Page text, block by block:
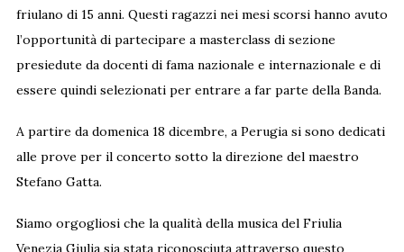
friulano di 15 anni. Questi ragazzi nei mesi scorsi hanno avuto
l’opportunità di partecipare a masterclass di sezione
presiedute da docenti di fama nazionale e internazionale e di
essere quindi selezionati per entrare a far parte della Banda.
A partire da domenica 18 dicembre, a Perugia si sono dedicati
alle prove per il concerto sotto la direzione del maestro
Stefano Gatta.
Siamo orgogliosi che la qualità della musica del Friulia
Venezia Giulia sia stata riconosciuta attraverso questo